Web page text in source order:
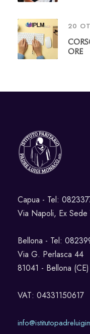
20
ore
Capua - Tel:
Via Napoli, Ex Sede
Bellona - Tel:
Via G. Perlasca 44
81041 - Bellona (CE)
VAT: 04331150617